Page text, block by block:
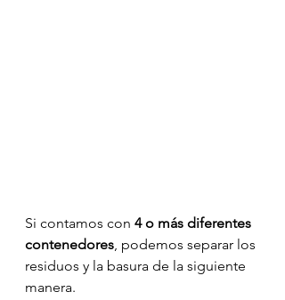
Si contamos con 4 o más diferentes
contenedores, podemos separar los
residuos y la basura de la siguiente
manera.